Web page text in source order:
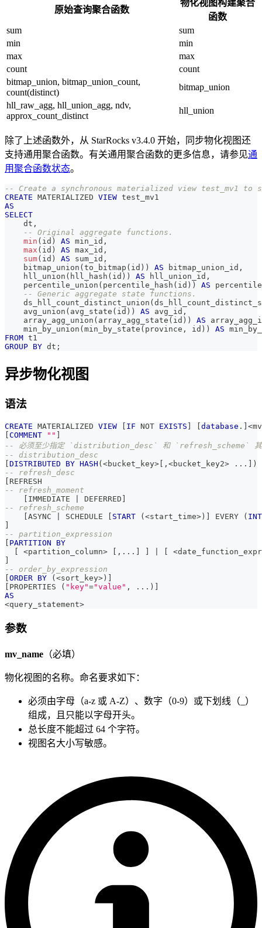
原始查询聚合函数
物化视图构建聚合
函数
sum
sum
min
min
max
max
count
count
bitmap_union, bitmap_union_count,
count(distinct)
bitmap_union
hll_raw_agg, hll_union_agg, ndv,
approx_count_distinct
hll_union
除了上述函数外，从 StarRocks v3.4.0 开始，同步物化视图还
支持通用聚合函数。有关通用聚合函数的更多信息，请参见通
用聚合函数状态。
-- Create a synchronous materialized view test_mv1 to
CREATE MATERIALIZED VIEW test_mv1
AS
SELECT
    dt
,
-- Original aggregate functions.
min ( id ) AS min_id ,
max ( id ) AS max_id ,
sum( id ) AS sum_id ,
    bitmap_union
( to_bitmap ( id ) ) AS bitmap_union_id ,
    hll_union
( hll_hash ( id ) ) AS hll_union_id ,
    percentile_union
( percentile_hash ( id ) ) AS
-- Generic aggregate state functions.
    ds_hll_count_distinct_union
(
    avg_union
( avg_state ( id ) ) AS avg_id ,
    array_agg_union
( array_agg_state ( id ) ) AS
    min_by_union
( min_by_state ( province , id ) ) AS
FROM t1
GROUP BY dt ;
异步物化视图
语法
CREATE MATERIALIZED VIEW [ IF NOT EXISTS ] [database . ] <
[COMMENT "" ]
-- 必须至少指定 `distribution_desc` 和 `refresh_scheme` 其
-- distribution_desc
[DISTRIBUTED BY HASH (<bucket_key> [ , <bucket_key2> . . . ] )
-- refresh_desc
[ REFRESH
-- refresh_moment
[ IMMEDIATE DEFERRED ]
-- refresh_scheme
[ASYNC SCHEDULE [ START (<start_time>) ] EVERY (
]
-- partition_expression
[ PARTITION
BY
[
<partition_column> [ , . . . ] ] [ <date_function_expr
]
-- order_by_expression
[ORDER BY (<sort_key>) ]
[ PROPERTIES ( "key"="value" , . . . ) ]
AS
<query_statement>
参数
mv_name （必填）
物化视图的名称。命名要求如下：
必须由字母（a-z 或 A-Z）、数字（0-9）或下划线（_）
组成，且只能以字母开头。
总长度不能超过 64 个字符。
视图名大小写敏感。